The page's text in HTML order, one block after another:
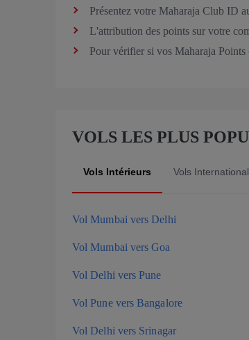
Présentez votre Maharaja Club ID
L'attribution des points sur votre
Pour vérifier si vos Maharaja
VOLS LES PLUS
Vols Intérieurs Vols International
Vol Mumbai vers Delhi
Vol Mumbai vers Goa
Vol Delhi vers Pune
Vol Pune vers Bangalore
Vol Delhi vers Srinagar